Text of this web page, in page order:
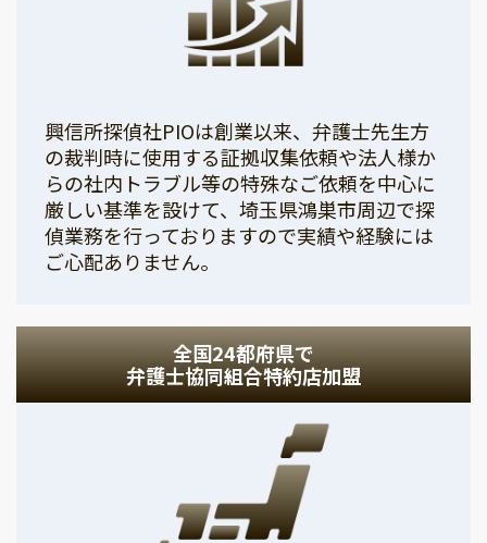
興信所探偵社PIOは創業以来、弁護士先生方
の裁判時に使用する証拠収集依頼や法人様か
らの社内トラブル等の特殊なご依頼を中心に
厳しい基準を設けて、埼玉県鴻巣市周辺で探
偵業務を行っておりますので実績や経験には
ご心配ありません。
全国24都府県で
弁護士協同組合特約店加盟